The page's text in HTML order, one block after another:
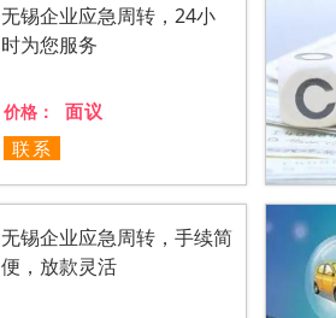
无锡企业应急周转，24小
时为您服务
价格：
面议
联系
无锡企业应急周转，手续简
便，放款灵活